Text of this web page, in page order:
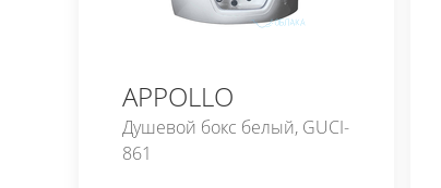
APPOLLO
Душевой бокс белый, GUCI-
861